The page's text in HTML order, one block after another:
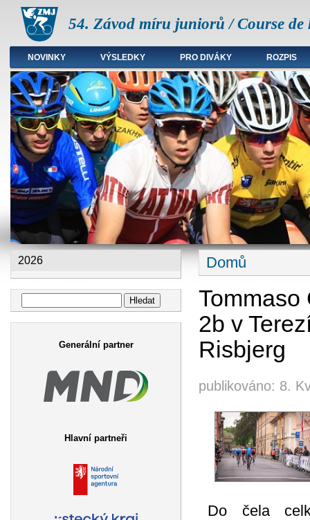
54. Závod míru juniorů / Course
Hlavní menu
NOVINKY VÝSLEDKY PRO DIVÁKY ROZPIS
2026
Vyhledávání
Generální partner
Hlavní partneři
Jste zde
Domů
Tommaso
2b v
Risbjerg
publikováno: 8.
Do čela